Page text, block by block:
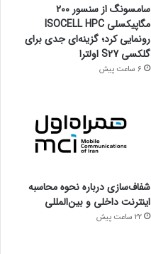
سامسونگ از سنسور ۲۰۰
مگاپیکسلی ISOCELL HPC
رونمایی کرد؛ گزینه‌ای جدی برای
گلکسی S27 اولترا
6 ساعت پیش
شفاف‌سازی درباره نحوه محاسبه
اینترنت داخلی و بین‌المللی
22 ساعت پیش